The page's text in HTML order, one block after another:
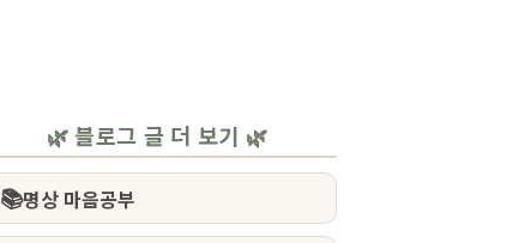
🌿 블로그 글 더 보기 🌿
📚명상 마음공부